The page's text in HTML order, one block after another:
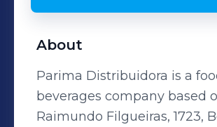
About
Parima Distribuidora is a
beverages company based
Raimundo Filgueiras, 1723,